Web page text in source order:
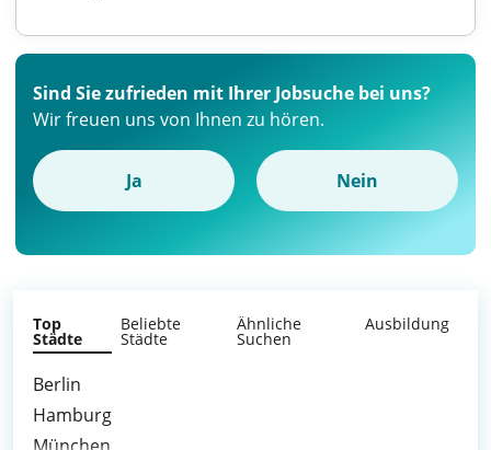
Sind Sie zufrieden mit Ihrer Jobsuche bei uns?
Wir freuen uns von Ihnen zu hören.
Ja Nein
Top
Städte
Beliebte
Städte
Ähnliche
Suchen
Ausbildung
Berlin
Hamburg